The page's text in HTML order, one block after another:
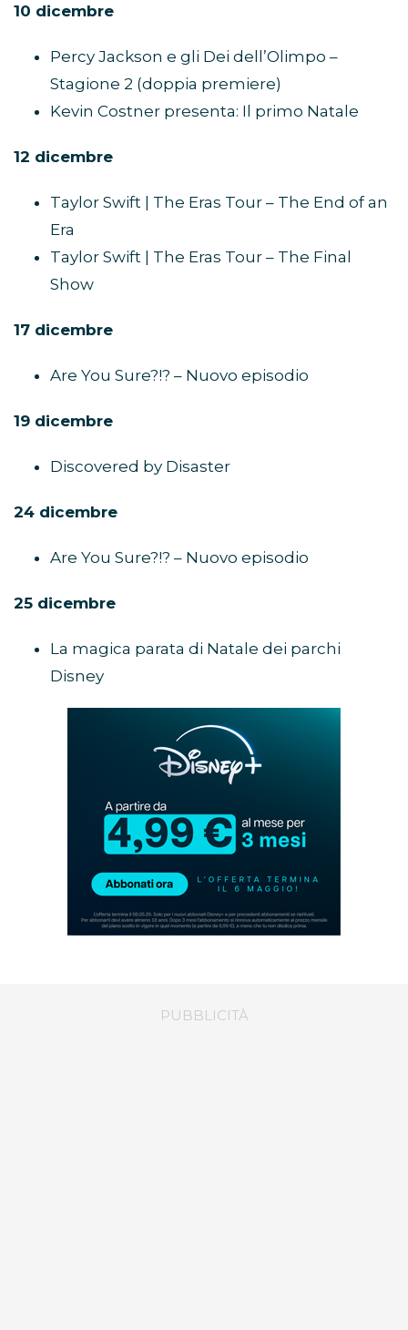
10 dicembre
Percy Jackson e gli Dei dell’Olimpo –
Stagione 2 (doppia premiere)
Kevin Costner presenta: Il primo Natale
12 dicembre
Taylor Swift | The Eras Tour – The End of an
Era
Taylor Swift | The Eras Tour – The Final
Show
17 dicembre
Are You Sure?!? – Nuovo episodio
19 dicembre
Discovered by Disaster
24 dicembre
Are You Sure?!? – Nuovo episodio
25 dicembre
La magica parata di Natale dei parchi
Disney
promozione